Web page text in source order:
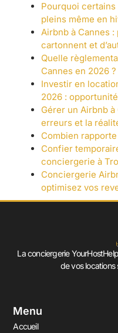
Pourquoi
pleins même en
Airbnb à Cannes
cartonnent et
Quelle
Cannes en 2026 ?
Investir en
2026 :
Gérer un Airbnb
erreurs et la
Combien
Confier
conciergerie à
Conciergerie
optimisez vos
La conciergerie
de vos locations
Menu
Accueil